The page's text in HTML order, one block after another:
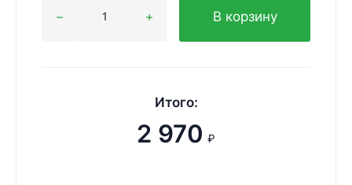
В корзину
Итого:
2 970 ₽